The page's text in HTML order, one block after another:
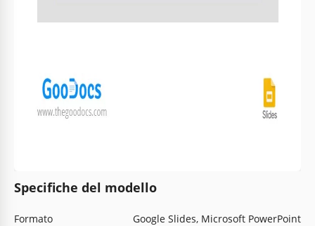
Specifiche del modello
Formato
Google Slides, Microsoft PowerPoint